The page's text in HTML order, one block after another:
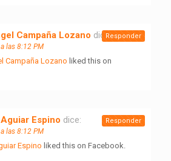
Campaña Lozano dice:
las 8:12 PM
Campaña Lozano liked this on
Responder
Espino dice:
las 8:12 PM
Espino liked this on Facebook.
Responder